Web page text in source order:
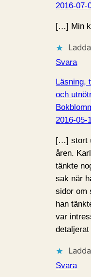
2016-07-
[…] Min
Svara
Läsning,
och
2016-05-
[…] stort
åren.
tänkte
sak när
sidor om
han
var
Svara